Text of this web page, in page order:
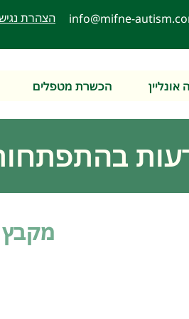
הצהרת info@mifne-
הכשרת מטפלים